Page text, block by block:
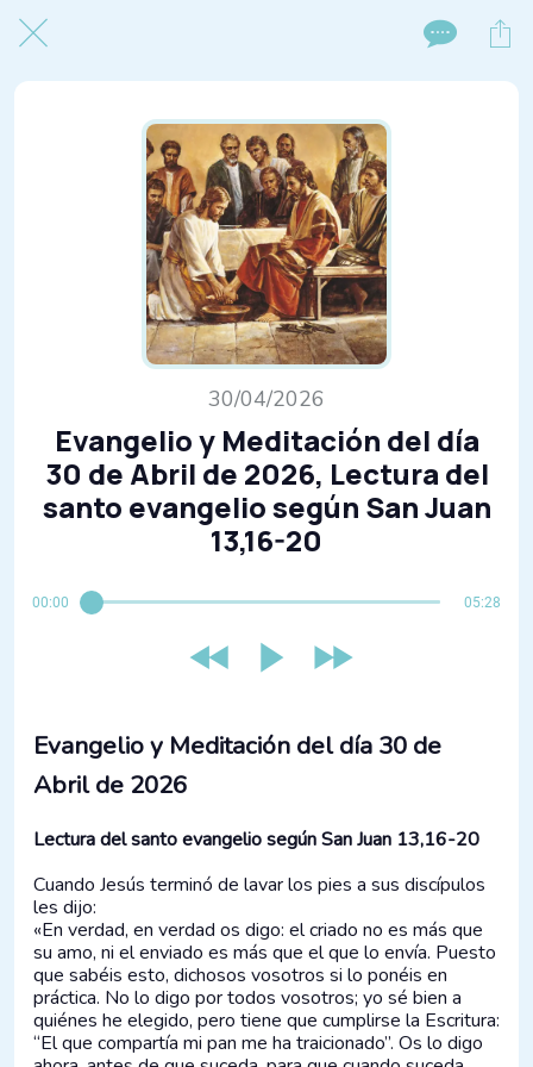
30/04/2026
Evangelio y Meditación del día
30 de Abril de 2026, Lectura del
santo evangelio según San Juan
13,16-20
00:00 05:28
Evangelio y Meditación del día 30 de
Abril de 2026
Lectura del santo evangelio según San Juan 13,16-20
Cuando Jesús terminó de lavar los pies a sus discípulos
les dijo:
«En verdad, en verdad os digo: el criado no es más que
su amo, ni el enviado es más que el que lo envía. Puesto
que sabéis esto, dichosos vosotros si lo ponéis en
práctica. No lo digo por todos vosotros; yo sé bien a
quiénes he elegido, pero tiene que cumplirse la Escritura:
“El que compartía mi pan me ha traicionado”. Os lo digo